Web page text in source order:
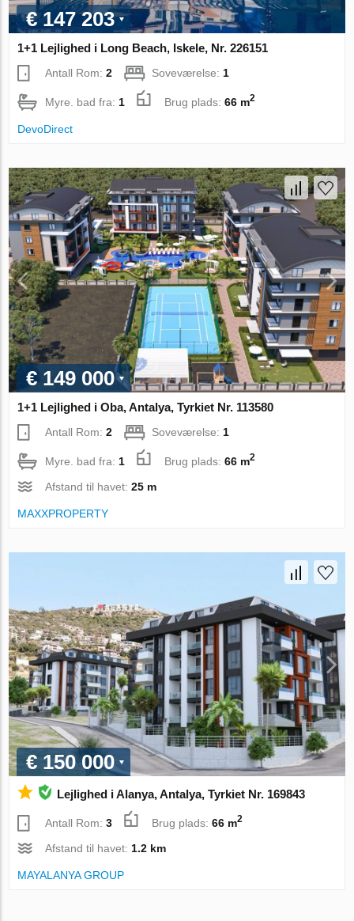
€ 147 203
1+1 Lejlighed i Long Beach, Iskele, Nr. 226151
Antall Rom:2 Soveværelse:1
Myre. bad fra: 1 Brug plads:66 m2
DevoDirect
€ 149 000
1+1 Lejlighed i Oba, Antalya, Tyrkiet Nr. 113580
Antall Rom:2 Soveværelse: 1
Myre. bad fra: 1 Brug plads:66 m2
Afstand til havet:25 m
MAXXPROPERTY
€ 150 000
Lejlighed i Alanya, Antalya, Tyrkiet Nr. 169843
Antall Rom:3 Brug plads:66 m2
Afstand til havet: 1.2 km
MAYALANYA GROUP